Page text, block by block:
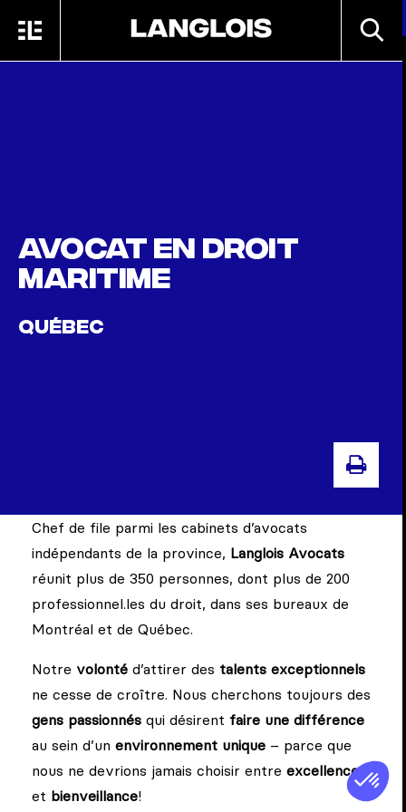
MENU
Avocat en droit
maritime
QUÉBEC
Chef de file parmi les cabinets d’avocats
indépendants de la province, Langlois Avocats
réunit plus de 350 personnes, dont plus de 200
professionnel.les du droit, dans ses bureaux de
Montréal et de Québec.
Notre volonté d’attirer des talents exceptionnels
ne cesse de croître. Nous cherchons toujours des
gens passionnés qui désirent faire une différence
au sein d’un environnement unique – parce que
nous ne devrions jamais choisir entre excellence
et bienveillance!